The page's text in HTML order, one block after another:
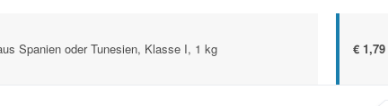
Spanien oder Tunesien, Klasse I, 1 kg €